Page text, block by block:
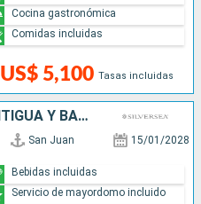
US$ 5,100 Tasas incluidas
Cocina gastronómica
Comidas incluidas
PUERTO RICO, FRANCIA, ANTIGUA Y BARBUDA, GRENADA, SAN VINCENT Y LAS GRANADINAS, SANTA LUCIA
San Juan 15/01/2028
Bebidas incluidas
Servicio de mayordomo incluido